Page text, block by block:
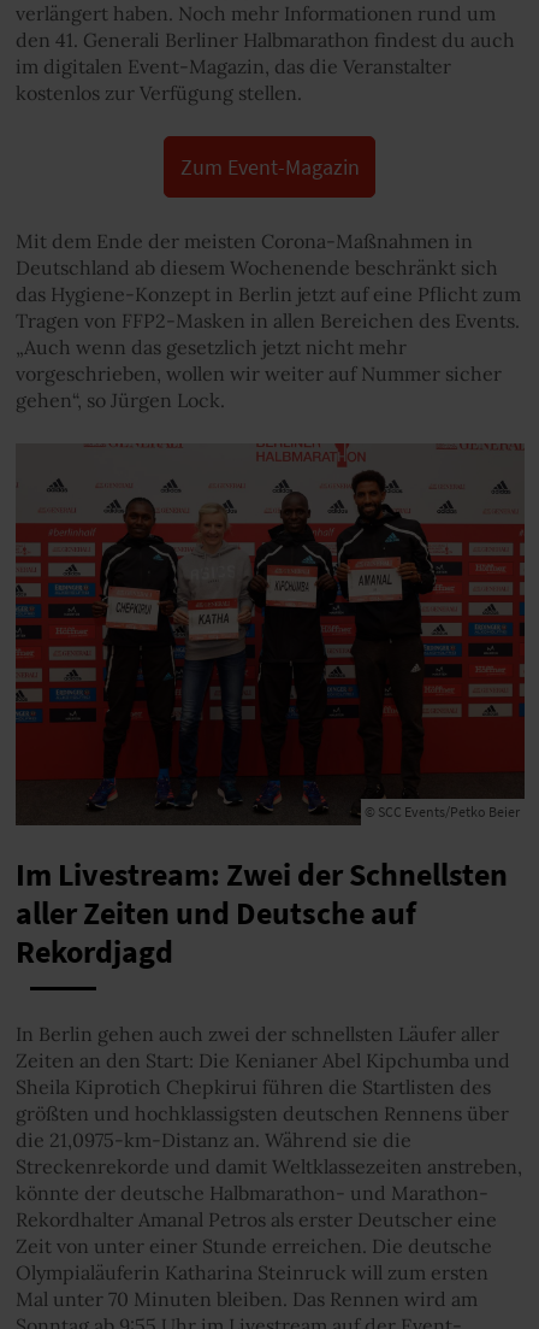
verlängert haben. Noch mehr Informationen rund um
den 41. Generali Berliner Halbmarathon findest du auch
im digitalen Event-Magazin, das die Veranstalter
kostenlos zur Verfügung stellen.
Zum Event-Magazin
Mit dem Ende der meisten Corona-Maßnahmen in
Deutschland ab diesem Wochenende beschränkt sich
das Hygiene-Konzept in Berlin jetzt auf eine Pflicht zum
Tragen von FFP2-Masken in allen Bereichen des Events.
„Auch wenn das gesetzlich jetzt nicht mehr
vorgeschrieben, wollen wir weiter auf Nummer sicher
gehen“, so Jürgen Lock.
© SCC Events/Petko Beier
Im Livestream: Zwei der Schnellsten
aller Zeiten und Deutsche auf
Rekordjagd
In Berlin gehen auch zwei der schnellsten Läufer aller
Zeiten an den Start: Die Kenianer Abel Kipchumba und
Sheila Kiprotich Chepkirui führen die Startlisten des
größten und hochklassigsten deutschen Rennens über
die 21,0975-km-Distanz an. Während sie die
Streckenrekorde und damit Weltklassezeiten anstreben,
könnte der deutsche Halbmarathon- und Marathon-
Rekordhalter Amanal Petros als erster Deutscher eine
Zeit von unter einer Stunde erreichen. Die deutsche
Olympialäuferin Katharina Steinruck will zum ersten
Mal unter 70 Minuten bleiben. Das Rennen wird am